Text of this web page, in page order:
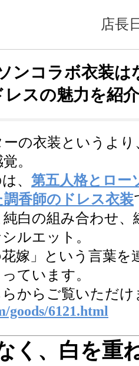
店長
ンコラボ衣装は
スの魅力を紹介
の衣装というよ
。
、 第五人格とロー
香師のドレス衣装
白の組み合わせ
ルエット。
嫁」という言葉
ています。
からご覧いただけ
goods/6121.html
く、白を重